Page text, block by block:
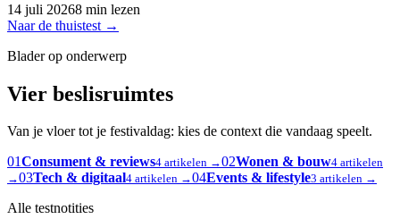
14 juli 20268 min lezen
Naar de thuistest →
Blader op onderwerp
Vier beslisruimtes
Van je vloer tot je festivaldag: kies de context die vandaag speelt.
01Consument & reviews4 artikelen →02Wonen & bouw4 artikelen
→03Tech & digitaal4 artikelen →04Events & lifestyle3 artikelen →
Alle testnotities